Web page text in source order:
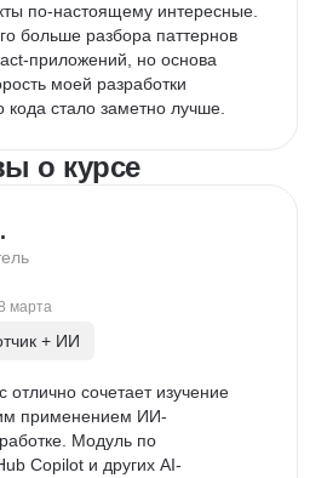
по-настоящему интересные.
больше разбора паттернов
приложений, но основа
моей разработки
кода стало заметно лучше.
о курсе
марта
+ ИИ
отлично сочетает изучение
применением ИИ-
Модуль по
Copilot и других AI-